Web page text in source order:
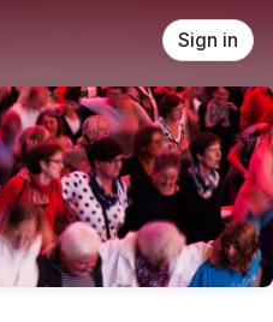
Sign in